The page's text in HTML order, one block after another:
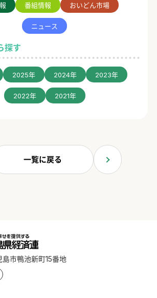
番組情報 おいどん市場
ニュース
探す
2025年 2024年 2023年
2022年 2021年
一覧に戻る
市鴨池新町15番地